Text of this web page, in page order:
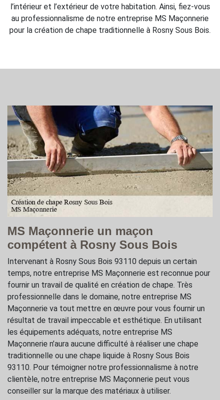
l’intérieur et l’extérieur de votre habitation. Ainsi, fiez-vous
au professionnalisme de notre entreprise MS Maçonnerie
pour la création de chape traditionnelle à Rosny Sous Bois.
MS Maçonnerie un maçon
compétent à Rosny Sous Bois
Intervenant à Rosny Sous Bois 93110 depuis un certain
temps, notre entreprise MS Maçonnerie est reconnue pour
fournir un travail de qualité en création de chape. Très
professionnelle dans le domaine, notre entreprise MS
Maçonnerie va tout mettre en œuvre pour vous fournir un
résultat de travail impeccable et esthétique. En utilisant
les équipements adéquats, notre entreprise MS
Maçonnerie n’aura aucune difficulté à réaliser une chape
traditionnelle ou une chape liquide à Rosny Sous Bois
93110. Pour témoigner notre professionnalisme à notre
clientèle, notre entreprise MS Maçonnerie peut vous
conseiller sur la marque des matériaux à utiliser.